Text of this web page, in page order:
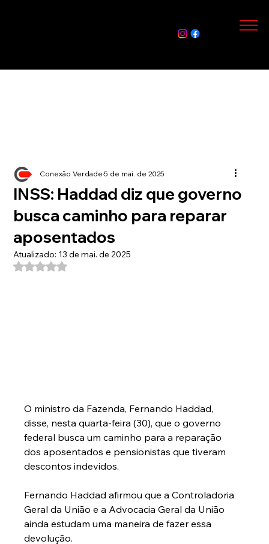
INSS: Haddad diz que governo
busca caminho para reparar
aposentados
Conexão Verdade5 de mai. de 2025
Atualizado: 13 de mai. de 2025
Avaliado com NaN de 5 estrelas.
O ministro da Fazenda, Fernando Haddad,
disse, nesta quarta-feira (30), que o governo
federal busca um caminho para a reparação
dos aposentados e pensionistas que tiveram
descontos indevidos.
Fernando Haddad afirmou que a Controladoria
Geral da União e a Advocacia Geral da União
ainda estudam uma maneira de fazer essa
devolução.